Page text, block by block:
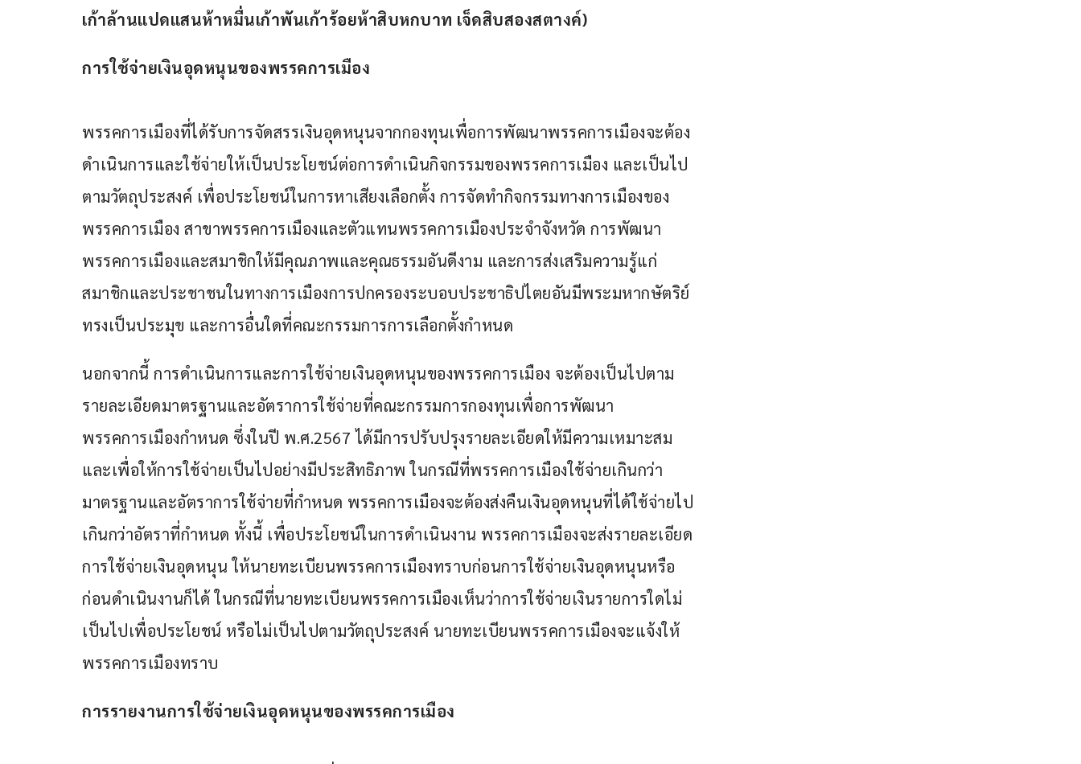
เก้าล้านแปดแสนห้าหมื่นเก้าพันเก้าร้อยห้าสิบหกบาท เจ็ดสิบสองสตางค์)
การใช้จ่ายเงินอุดหนุนของพรรคการเมือง
พรรคการเมืองที่ได้รับการจัดสรรเงินอุดหนุนจากกองทุนเพื่อการพัฒนาพรรคการเมืองจะต้อง
ดำเนินการและใช้จ่ายให้เป็นประโยชน์ต่อการดำเนินกิจกรรมของพรรคการเมือง และเป็นไป
ตามวัตถุประสงค์ เพื่อประโยชน์ในการหาเสียงเลือกตั้ง การจัดทำกิจกรรมทางการเมืองของ
พรรคการเมือง สาขาพรรคการเมืองและตัวแทนพรรคการเมืองประจำจังหวัด การพัฒนา
พรรคการเมืองและสมาชิกให้มีคุณภาพและคุณธรรมอันดีงาม และการส่งเสริมความรู้แก่
สมาชิกและประชาชนในทางการเมืองการปกครองระบอบประชาธิปไตยอันมีพระมหากษัตริย์
ทรงเป็นประมุข และการอื่นใดที่คณะกรรมการการเลือกตั้งกำหนด
นอกจากนี้ การดำเนินการและการใช้จ่ายเงินอุดหนุนของพรรคการเมือง จะต้องเป็นไปตาม
รายละเอียดมาตรฐานและอัตราการใช้จ่ายที่คณะกรรมการกองทุนเพื่อการพัฒนา
พรรคการเมืองกำหนด ซึ่งในปี พ.ศ.2567 ได้มีการปรับปรุงรายละเอียดให้มีความเหมาะสม
และเพื่อให้การใช้จ่ายเป็นไปอย่างมีประสิทธิภาพ ในกรณีที่พรรคการเมืองใช้จ่ายเกินกว่า
มาตรฐานและอัตราการใช้จ่ายที่กำหนด พรรคการเมืองจะต้องส่งคืนเงินอุดหนุนที่ได้ใช้จ่ายไป
เกินกว่าอัตราที่กำหนด ทั้งนี้ เพื่อประโยชน์ในการดําเนินงาน พรรคการเมืองจะส่งรายละเอียด
การใช้จ่ายเงินอุดหนุน ให้นายทะเบียนพรรคการเมืองทราบก่อนการใช้จ่ายเงินอุดหนุนหรือ
ก่อนดำเนินงานก็ได้ ในกรณีที่นายทะเบียนพรรคการเมืองเห็นว่าการใช้จ่ายเงินรายการใดไม่
เป็นไปเพื่อประโยชน์ หรือไม่เป็นไปตามวัตถุประสงค์ นายทะเบียนพรรคการเมืองจะแจ้งให้
พรรคการเมืองทราบ
การรายงานการใช้จ่ายเงินอุดหนุนของพรรคการเมือง